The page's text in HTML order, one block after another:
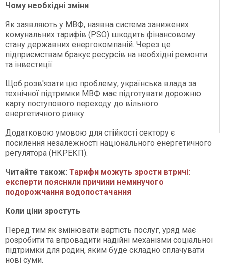
Чому необхідні зміни
Як заявляють у МВФ, наявна система занижених
комунальних тарифів (PSO) шкодить фінансовому
стану державних енергокомпаній. Через це
підприємствам бракує ресурсів на необхідні ремонти
та інвестиції.
Щоб розв'язати цю проблему, українська влада за
технічної підтримки МВФ має підготувати дорожню
карту поступового переходу до вільного
енергетичного ринку.
Додатковою умовою для стійкості сектору є
посилення незалежності національного енергетичного
регулятора (НКРЕКП).
Читайте також: Тарифи можуть зрости втричі:
експерти пояснили причини неминучого
подорожчання водопостачання
Коли ціни зростуть
Перед тим як змінювати вартість послуг, уряд має
розробити та впровадити надійні механізми соціальної
підтримки для родин, яким буде складно сплачувати
нові суми.